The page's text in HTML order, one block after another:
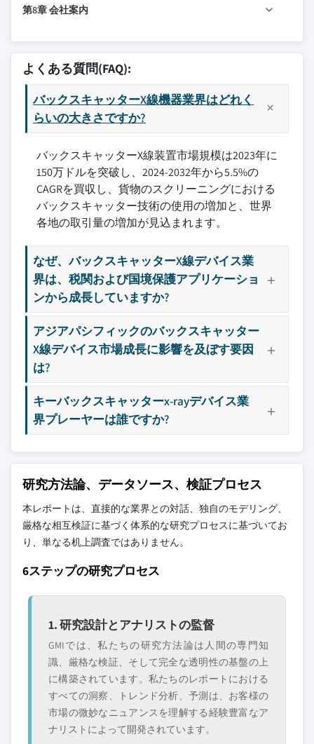
3.7.1.2の特長 公共安全への投資の増加
クスキャッター技術の利用拡大
3.7.1.5の 高リスク環境でのセキュリティ向
上に注力
3.7.2 産業下落と課題
3.7.2.2 限定検出機能
3.8 成長潜在的な分析
3.9 ポーターの分析
3.9.1 製造者力
3.9.3 新入社員の脅威
3.9.4の 置換の脅威
3.9.5 産業儀式
3.10 PESTEL分析
6.4 空港
6.6 重要なインフラ
6.7 その他
7.2 北アメリカ
7.2.2 カナダ
7.3 ヨーロッパ
7.3.1 英国
7.3.2 ドイツ
7.3.3 フランス
7.3.4 イタリア
7.3.5 スペイン
7.3.6 ロシア
7.3.7マイル ヨーロッパの残り
7.4マイル アジアパシフィック
7.4.1 中国
7.4.2 インド
7.4.3 日本
7.4.4 韓国
7.4.5 ベンツ
7.4.6 アジアパシフィックの残り
7.5.1 ブラジル
7.5.2 メキシコ
7.5.3 ラテンアメリカの残り
7.6 メア
7.6.2 サウジアラビア
7.6.3 南アフリカ
7.6.4マイル MEAの残り
第8章 会社案内
8.1 オートクリア合同会社
8.3 ヌクテック株式会社
8.4 Rapiscanシステム
8.5 スカンナMSC株式会社
8.6 スミス検出
8.7 Tek8株式会社
8.8 Teledyneデジタルイメージング株式会社
8.9 テレデューンFLIR
8.10 ワレックスイメージング株式会社
よくある質問(FAQ):
バックスキャッターX線機器業界はどれく
らいの大きさですか?
バックスキャッターX線装置市場規模は2023年に
150万ドルを突破し、2024-2032年から5.5%の
CAGRを買収し、貨物のスクリーニングにおける
バックスキャッター技術の使用の増加と、世界
各地の取引量の増加が見込まれます。
なぜ、バックスキャッターX線デバイス業
界は、税関および国境保護アプリケーショ
ンから成長していますか?
アジアパシフィックのバックスキャッター
X線デバイス市場成長に影響を及ぼす要因
は?
キーバックスキャッターx-rayデバイス業
界プレーヤーは誰ですか?
研究方法論、データソース、検証プロセス
本レポートは、直接的な業界との対話、独自のモデリング、
厳格な相互検証に基づく体系的な研究プロセスに基づいてお
り、単なる机上調査ではありません。
6ステップの研究プロセス
1. 研究設計とアナリストの監督
GMIでは、私たちの研究方法論は人間の専門知
識、厳格な検証、そして完全な透明性の基盤の上
に構築されています。私たちのレポートにおける
すべての洞察、トレンド分析、予測は、お客様の
市場の微妙なニュアンスを理解する経験豊富なア
ナリストによって開発されています。